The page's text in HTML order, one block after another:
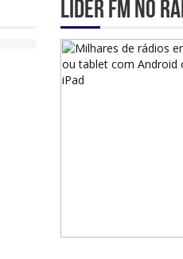
Líder Fm no